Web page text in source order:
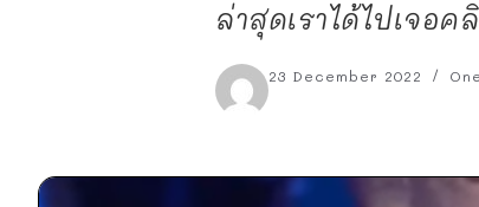
ล่าสุดเราได้ไปเจอ
23 December 2022